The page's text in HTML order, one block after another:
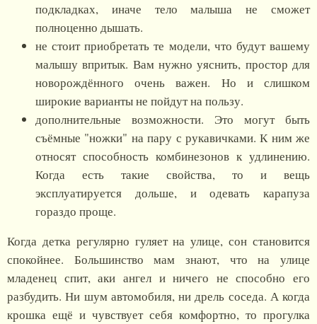
подкладках, иначе тело малыша не сможет
полноценно дышать.
не стоит приобретать те модели, что будут вашему
малышу впритык. Вам нужно уяснить, простор для
новорождённого очень важен. Но и слишком
широкие варианты не пойдут на пользу.
дополнительные возможности. Это могут быть
съёмные "ножки" на пару с рукавичками. К ним же
относят способность комбинезонов к удлинению.
Когда есть такие свойства, то и вещь
эксплуатируется дольше, и одевать карапуза
гораздо проще.
Когда детка регулярно гуляет на улице, сон становится
спокойнее. Большинство мам знают, что на улице
младенец спит, аки ангел и ничего не способно его
разбудить. Ни шум автомобиля, ни дрель соседа. А когда
крошка ещё и чувствует себя комфортно, то прогулка